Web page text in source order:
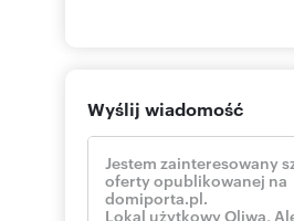
Wyślij wiadomość